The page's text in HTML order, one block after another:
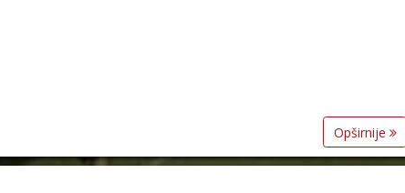
Opširnije